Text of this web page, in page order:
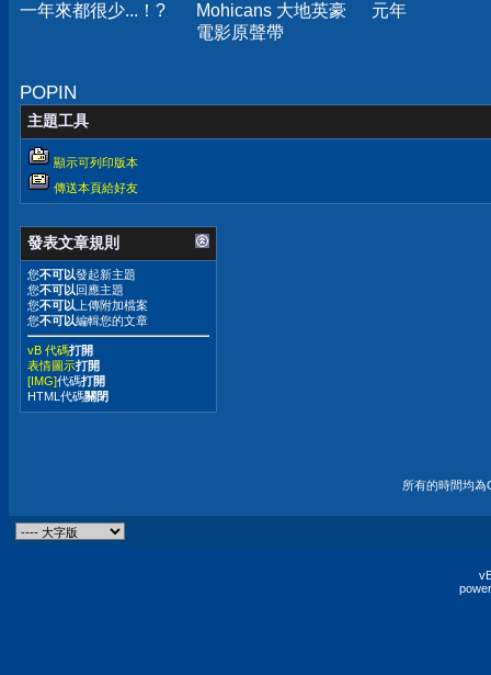
一年來都很少...！?
Mohicans 大地英豪
電影原聲帶
元年
POPIN
主題工具
顯示可列印版本
傳送本頁給好友
發表文章規則
您不可以發起新主題
您不可以回應主題
您不可以 上傳附加檔案
您不可以編輯您的文章
vB 代碼打開
表情圖示打開
[IMG]代碼打開
HTML代碼關閉
所有的時間均為